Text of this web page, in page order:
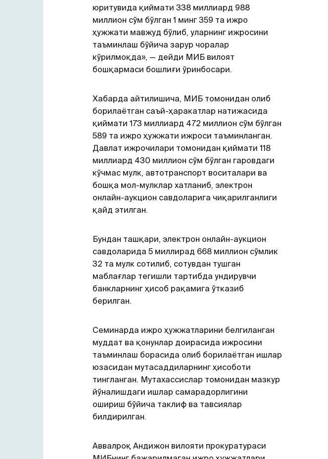
юритувида қиймати 338 миллиард 988
миллион сўм бўлган 1 минг 359 та ижро
ҳужжати мавжуд бўлиб, уларнинг ижросини
таъминлаш бўйича зарур чоралар
кўрилмоқда», — дейди МИБ вилоят
бошқармаси бошлиғи ўринбосари.
Хабарда айтилишича, МИБ томонидан олиб
борилаётган саъй-ҳаракатлар натижасида
қиймати 173 миллиард 472 миллион сўм бўлган
589 та ижро ҳужжати ижроси таъминланган.
Давлат ижрочилари томонидан қиймати 118
миллиард 430 миллион сўм бўлган гаровдаги
кўчмас мулк, автотранспорт воситалари ва
бошқа мол-мулклар хатланиб, электрон
онлайн-аукцион савдоларига чиқарилганлиги
қайд этилган.
Бундан ташқари, электрон онлайн-аукцион
савдоларида 5 миллирад 668 миллион сўмлик
32 та мулк сотилиб, сотувдан тушган
маблағлар тегишли тартибда ундирувчи
банкларнинг ҳисоб рақамига ўтказиб
берилган.
Семинарда ижро ҳужжатларини белгиланган
муддат ва қонунлар доирасида ижросини
таъминлаш борасида олиб борилаётган ишлар
юзасидан мутасаддиларнинг ҳисоботи
тингланган. Мутахассислар томонидан мазкур
йўналишдаги ишлар самарадорлигини
ошириш бўйича таклиф ва тавсиялар
билдирилган.
Аввалроқ Андижон вилояти прокуратураси